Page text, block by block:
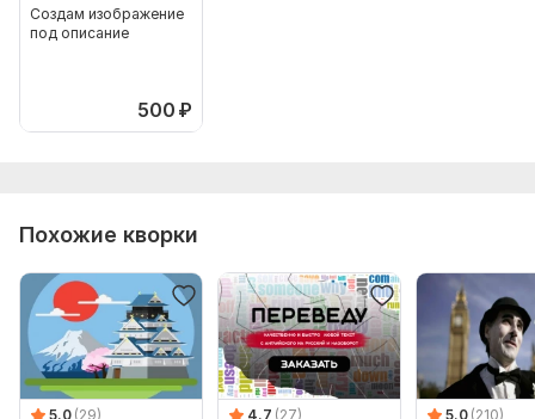
Создам изображение
под описание
500 ₽
Похожие кворки
5.0 (29) 4.7 (27) 5.0 (210)